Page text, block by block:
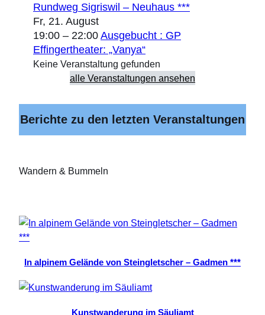
Rundweg Sigriswil – Neuhaus ***
Fr, 21. August
19:00 – 22:00 Ausgebucht : GP
Effingertheater: „Vanya“
Keine Veranstaltung gefunden
alle Veranstaltungen ansehen
Berichte zu den letzten Veranstaltungen
Wandern & Bummeln
In alpinem Gelände von Steingletscher – Gadmen ***
Kunstwanderung im Säuliamt